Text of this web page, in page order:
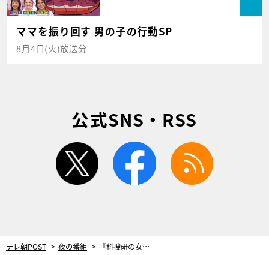
ママを振り回す 男の子の行動SP
8月4日(火)放送分
公式SNS・RSS
twitter facebook
テレ朝POST 夜の番組 『科捜研の女』正月SPで沢口靖子から“重大”発表！沢村一樹との初共演も実現